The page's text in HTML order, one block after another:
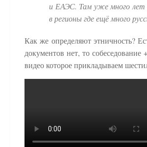
и ЕАЭС. Там уже много лет
в регионы где ещё много
Как же определяют этничность?
документов нет, то
видео которое прикладываем